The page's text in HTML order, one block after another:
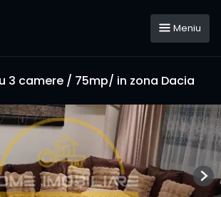
Meniu
3 camere / 75mp/ in zona Dacia